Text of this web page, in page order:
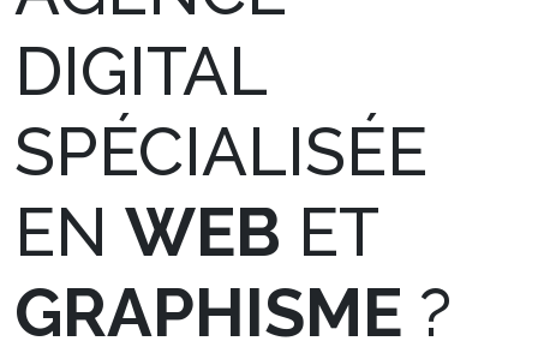
DIGITAL
SPÉCIALISÉE
EN WEB ET
GRAPHISME ?